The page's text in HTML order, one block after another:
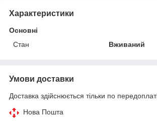
Характеристики
Основні
Стан
Вживаний
Умови доставки
Доставка здійснюється тільки по
Нова Пошта